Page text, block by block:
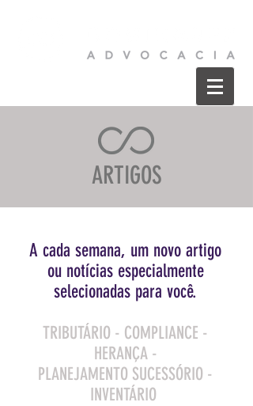
ARTIGOS
A cada semana, um novo artigo
ou notícias especialmente
selecionadas para você.
TRIBUTÁRIO - COMPLIANCE -
HERANÇA -
PLANEJAMENTO SUCESSÓRIO -
INVENTÁRIO